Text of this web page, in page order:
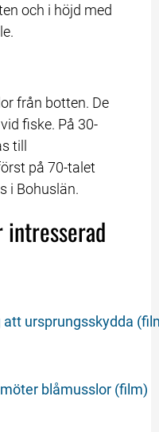
och i höjd med
från botten. De
fiske. På 30-
till
på 70-talet
i Bohuslän.
intresserad
att ursprungsskydda
blåmusslor (film)